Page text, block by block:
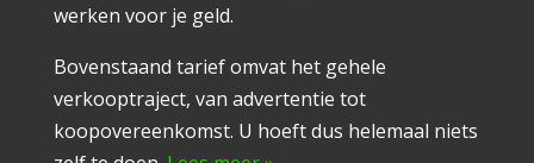
werken voor je geld.
Bovenstaand tarief omvat het gehele
verkooptraject, van advertentie tot
koopovereenkomst. U hoeft dus helemaal niets